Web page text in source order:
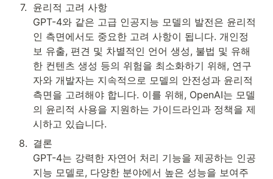
7. 윤리적 고려 사항
GPT-4와 같은 고급 인공지능 모델의 발전은 윤리적
인 측면에서도 중요한 고려 사항이 됩니다. 개인정
보 유출, 편견 및 차별적인 언어 생성, 불법 및 유해
한 컨텐츠 생성 등의 위험을 최소화하기 위해, 연구
자와 개발자는 지속적으로 모델의 안전성과 윤리적
측면을 고려해야 합니다. 이를 위해, OpenAI는 모델
의 윤리적 사용을 지원하는 가이드라인과 정책을 제
시하고 있습니다.
8. 결론
GPT-4는 강력한 자연어 처리 기능을 제공하는 인공
지능 모델로, 다양한 분야에서 높은 성능을 보여주